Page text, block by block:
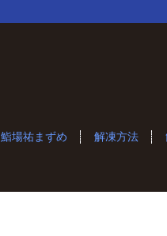
鮨場祐まずめ 解凍方法